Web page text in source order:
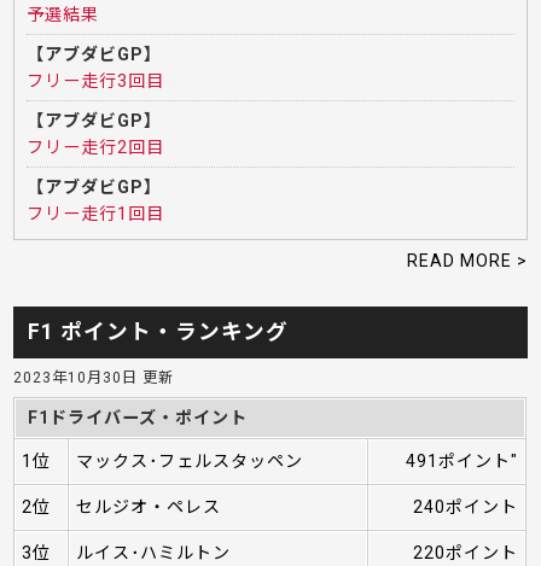
予選結果
【アブダビGP】
フリー走行3回目
【アブダビGP】
フリー走行2回目
【アブダビGP】
フリー走行1回目
READ MORE >
F1 ポイント・ランキング
2023年10月30日 更新
F1ドライバーズ・ポイント
1位 マックス･フェルスタッペン 491ポイント"
2位 セルジオ・ペレス 240ポイント
3位 ルイス･ハミルトン 220ポイント